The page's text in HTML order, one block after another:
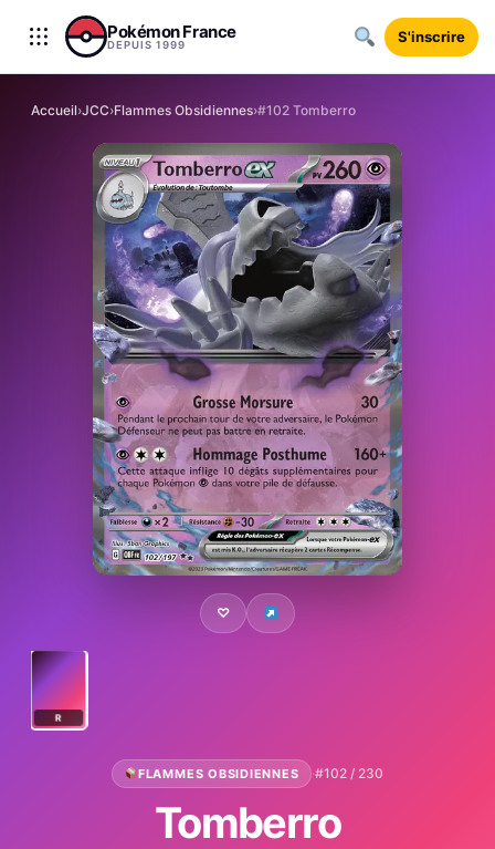
Aller au contenu
Pokémon France
DEPUIS 1999 S'inscrire
Accueil›JCC›Flammes Obsidiennes›#102 Tomberro
♡
R
FLAMMES OBSIDIENNES ·#102 / 230
Tomberro